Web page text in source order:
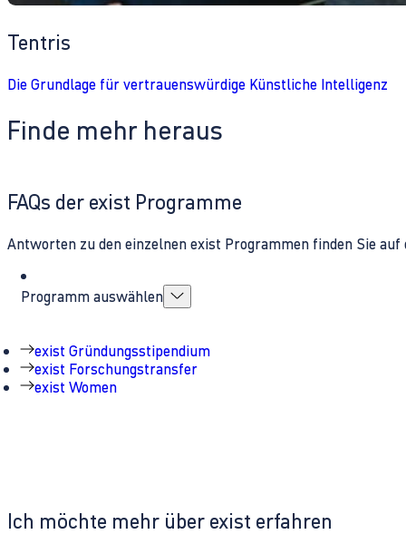
Tentris
Die Grundlage für vertrauenswürdige Künstliche Intelligenz
Finde mehr heraus
Ich möchte mehr über exist erfahren
FAQs der exist Programme
Antworten zu den einzelnen exist Programmen finden Sie
Programm auswählen
exist Gründungsstipendium
exist Forschungstransfer
exist Women